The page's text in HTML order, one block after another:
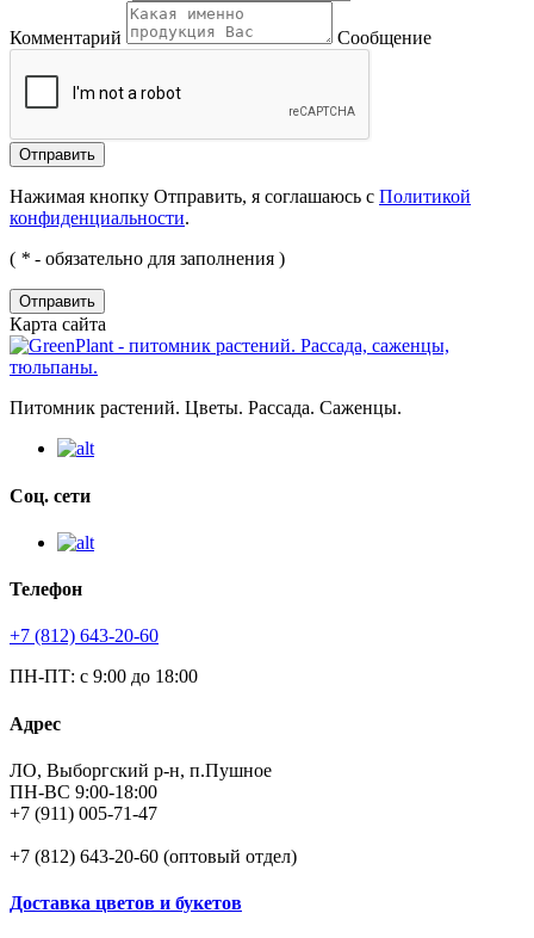
Комментарий Сообщение
Нажимая кнопку Отправить, я соглашаюсь с Политикой
конфиденциальности.
( * - обязательно для заполнения )
Отправить
Карта сайта
Питомник растений. Цветы. Рассада. Саженцы.
Соц. сети
Телефон
+7 (812) 643-20-60
ПН-ПТ: с 9:00 до 18:00
Адрес
ЛО, Выборгский р-н, п.Пушное
ПН-ВС 9:00-18:00
+7 (911) 005-71-47
+7 (812) 643-20-60 (оптовый отдел)
Доставка цветов и букетов